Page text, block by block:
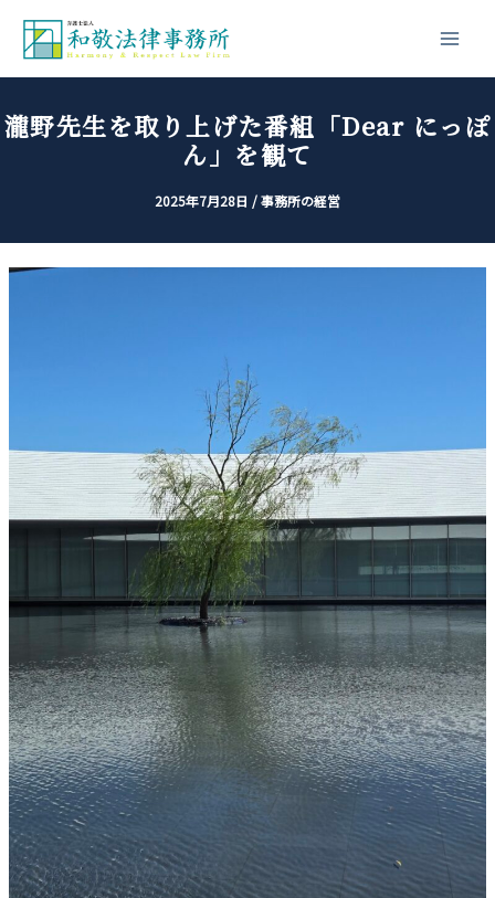
を
キ
瀧野先生を取り上げた番組「Dear にっぽ
ん」を観て
2025年7月28日 /事務所の経営
ナ
ゲ